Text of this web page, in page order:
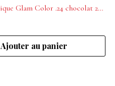
La Biosthétique Glam Color .24 chocolat 200mL
Ajouter au panier